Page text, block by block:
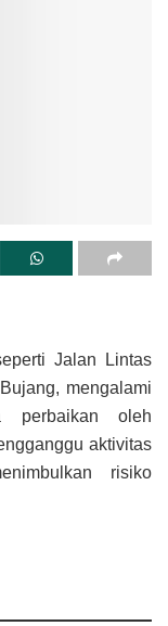
Jalan Lintas
mengalami
perbaikan oleh
aktivitas
risiko